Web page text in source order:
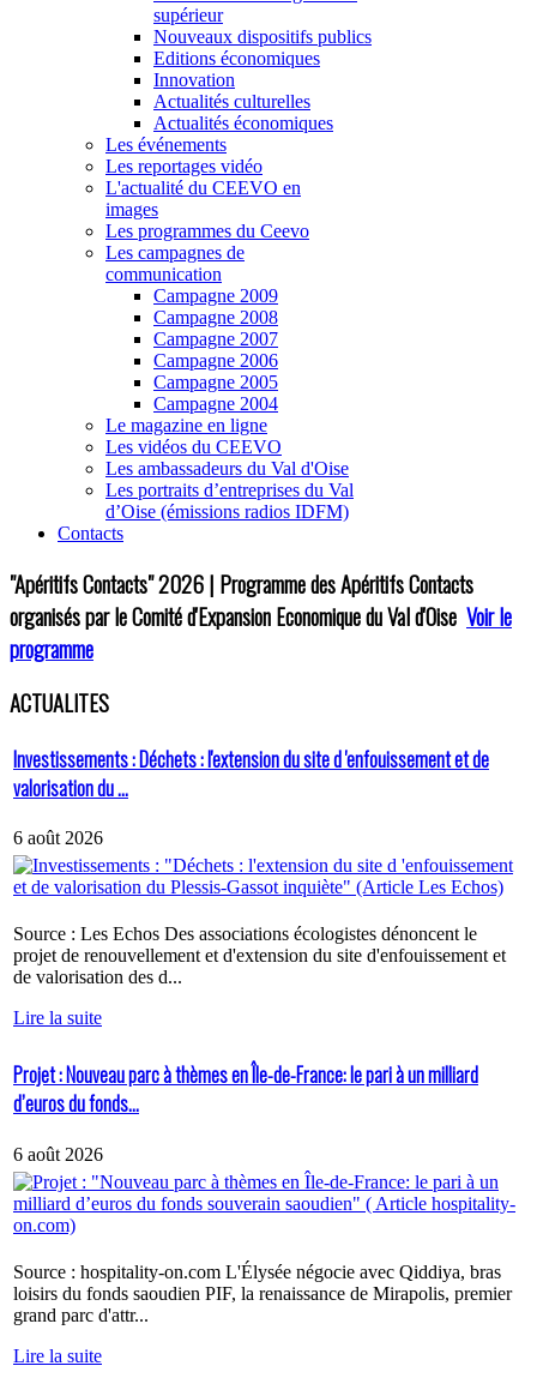
supérieur
Nouveaux dispositifs publics
Editions économiques
Innovation
Actualités culturelles
Actualités économiques
Les événements
Les reportages vidéo
L'actualité du CEEVO en
images
Les programmes du Ceevo
Les campagnes de
communication
Campagne 2009
Campagne 2008
Campagne 2007
Campagne 2006
Campagne 2005
Campagne 2004
Le magazine en ligne
Les vidéos du CEEVO
Les ambassadeurs du Val d'Oise
Les portraits d’entreprises du Val
d’Oise (émissions radios IDFM)
Contacts
"Apéritifs Contacts"2026 | Programme des Apéritifs Contacts
organisés par le Comité d'Expansion Economique du Val d'Oise Voir le
programme
ACTUALITES
Investissements : Déchets : l'extension du site d 'enfouissement et de
valorisation du ...
6 août 2026
Source : Les Echos Des associations écologistes dénoncent le
projet de renouvellement et d'extension du site d'enfouissement et
de valorisation des d...
Lire la suite
Projet : Nouveau parc à thèmes en Île-de-France: le pari à un milliard
d’euros du fonds...
6 août 2026
Source : hospitality-on.com L'Élysée négocie avec Qiddiya, bras
loisirs du fonds saoudien PIF, la renaissance de Mirapolis, premier
grand parc d'attr...
Lire la suite